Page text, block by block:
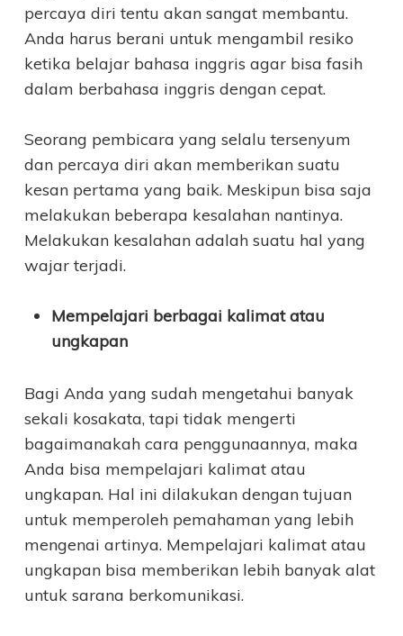
percaya diri tentu akan sangat membantu.
Anda harus berani untuk mengambil resiko
ketika belajar bahasa inggris agar bisa fasih
dalam berbahasa inggris dengan cepat.
Seorang pembicara yang selalu tersenyum
dan percaya diri akan memberikan suatu
kesan pertama yang baik. Meskipun bisa saja
melakukan beberapa kesalahan nantinya.
Melakukan kesalahan adalah suatu hal yang
wajar terjadi.
Mempelajari berbagai kalimat atau
ungkapan
Bagi Anda yang sudah mengetahui banyak
sekali kosakata, tapi tidak mengerti
bagaimanakah cara penggunaannya, maka
Anda bisa mempelajari kalimat atau
ungkapan. Hal ini dilakukan dengan tujuan
untuk memperoleh pemahaman yang lebih
mengenai artinya. Mempelajari kalimat atau
ungkapan bisa memberikan lebih banyak alat
untuk sarana berkomunikasi.